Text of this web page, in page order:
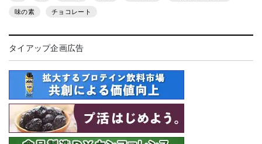
味の素 チョコレート
タイアップ企画広告